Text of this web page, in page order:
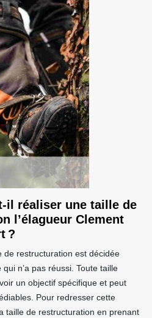
il réaliser une taille de
l’élagueur Clement
?
de restructuration est décidée
n’a pas réussi. Toute taille
un objectif spécifique et peut
Pour redresser cette
taille de restructuration en prenant